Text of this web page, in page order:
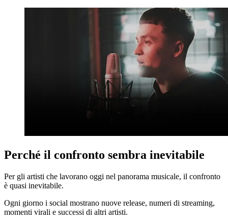
Perché il confronto sembra inevitabile
Per gli artisti che lavorano oggi nel panorama musicale, il confronto
è quasi inevitabile.
Ogni giorno i social mostrano nuove release, numeri di streaming,
momenti virali e successi di altri artisti.